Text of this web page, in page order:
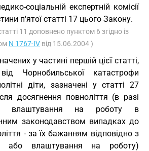
соціальній експертній комісії
п'ятої статті 17 цього Закону.
11 доповнено пунктом 6 згідно із
N 1767-IV від 15.06.2004 )
у частині першій цієї статті,
Чорнобильської катастрофи
діти, зазначені у статті 27
досягнення повноліття (в разі
влаштування на роботу в
законодавством випадках до
- за їх бажанням відповідно з
або влаштування на роботу)